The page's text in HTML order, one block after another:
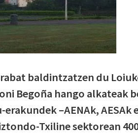
baldintzatzen du
Begoña hango alkateak
–AENAk, AESAk
Txiline sektorean